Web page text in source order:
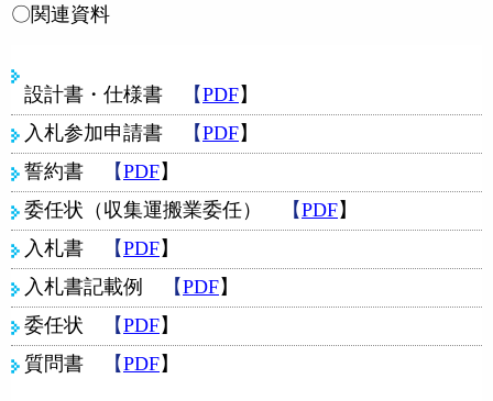
〇関連資料
設計書・仕様書 【PDF】
入札参加申請書
【PDF】
誓約書
【PDF】
委任状（収集運搬業委任）
【PDF】
入札書
【PDF】
入札書記載例
【PDF】
委任状
【PDF】
質問書
【PDF】